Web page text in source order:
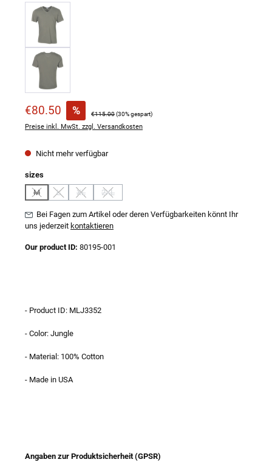
Verkaufspreis:
€80.50 % Regulärer Preis:
€115.00(30% gespart)
Preise inkl. MwSt. zzgl. Versandkosten
Nicht mehr verfügbar
sizesauswählen
M
(Diese Option ist zurzeit nicht verfügbar.)
L
(Diese Option ist zurzeit nicht verfügbar.)
XL
(Diese Option ist zurzeit nicht verfügbar.)
2XL
(Diese Option ist zurzeit nicht verfügbar.)
Bei Fagen zum Artikel oder deren Verfügbarkeiten könnt Ihr
uns jederzeit kontaktieren
Our product ID: 80195-001
- Product ID: MLJ3352
- Color: Jungle
- Material: 100% Cotton
- Made in USA
Angaben zur Produktsicherheit (GPSR)